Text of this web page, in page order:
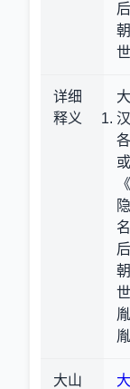
详细
释义
大山